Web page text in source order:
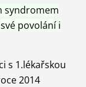
syndromem
povolání i
s 1.lékařskou
2014